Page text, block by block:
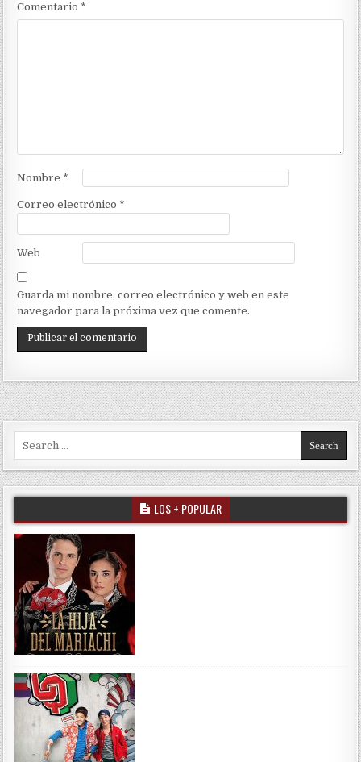
Comentario *
Nombre *
Correo electrónico *
Web
Guarda mi nombre, correo electrónico y web en este
navegador para la próxima vez que comente.
Search for:
LOS + POPULAR